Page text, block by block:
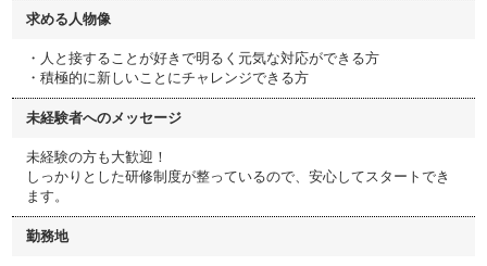
求める人物像
・人と接することが好きで明るく元気な対応ができる方
・積極的に新しいことにチャレンジできる方
未経験者へのメッセージ
未経験の方も大歓迎！
しっかりとした研修制度が整っているので、安心してスタートでき
ます。
勤務地